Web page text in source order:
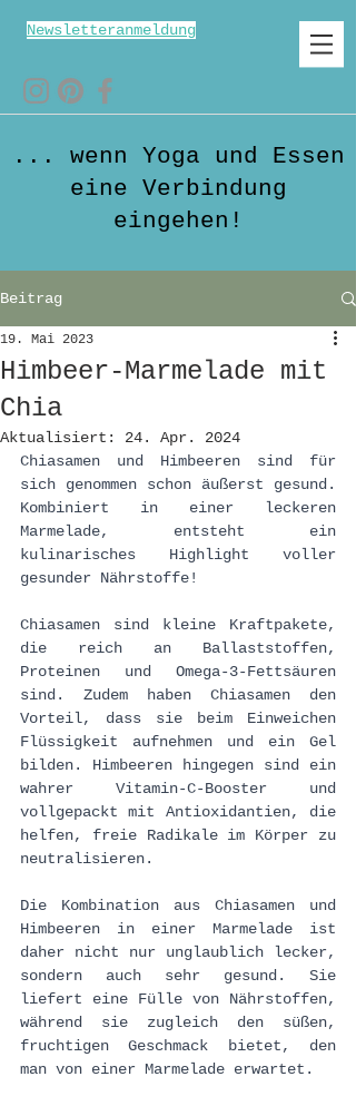
Newsletteranmeldung
... wenn Yoga und Essen
eine Verbindung
eingehen!
Beitrag
Himbeer-Marmelade mit
Chia
19. Mai 2023
Aktualisiert: 24. Apr. 2024
Chiasamen und Himbeeren sind für
sich genommen schon äußerst gesund.
Kombiniert in einer leckeren
Marmelade, entsteht ein
kulinarisches Highlight voller
gesunder Nährstoffe!
Chiasamen sind kleine Kraftpakete,
die reich an Ballaststoffen,
Proteinen und Omega-3-Fettsäuren
sind. Zudem haben Chiasamen den
Vorteil, dass sie beim Einweichen
Flüssigkeit aufnehmen und ein Gel
bilden. Himbeeren hingegen sind ein
wahrer Vitamin-C-Booster und
vollgepackt mit Antioxidantien, die
helfen, freie Radikale im Körper zu
neutralisieren.
Die Kombination aus Chiasamen und
Himbeeren in einer Marmelade ist
daher nicht nur unglaublich lecker,
sondern auch sehr gesund. Sie
liefert eine Fülle von Nährstoffen,
während sie zugleich den süßen,
fruchtigen Geschmack bietet, den
man von einer Marmelade erwartet.